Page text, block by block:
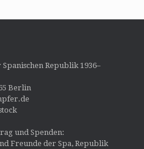
Republik 1936–
Berlin
und Spenden:
Freunde der Spa, Republik